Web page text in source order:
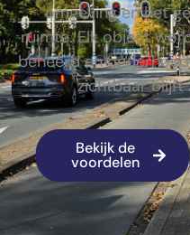
omgeving en het
ruimte. Elk object
beheerd en
zichtbaar blijft
Bekijk de
voordelen